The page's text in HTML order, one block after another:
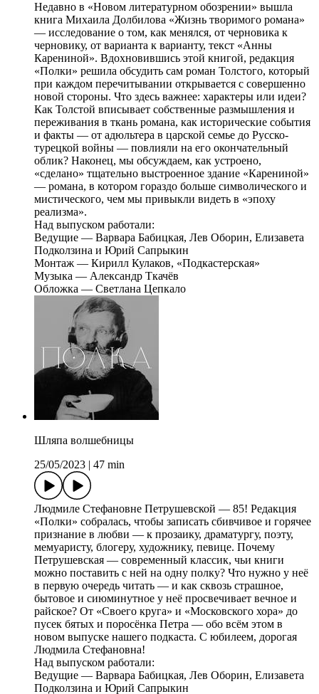
Недавно в «Новом литературном обозрении» вышла
книга Михаила Долбилова «Жизнь творимого романа»
— исследование о том, как менялся, от черновика к
черновику, от варианта к варианту, текст «Анны
Карениной». Вдохновившись этой книгой, редакция
«Полки» решила обсудить сам роман Толстого, который
при каждом перечитывании открывается с совершенно
новой стороны. Что здесь важнее: характеры или идеи?
Как Толстой вписывает собственные размышления и
переживания в ткань романа, как исторические события
и факты — от адюльтера в царской семье до Русско-
турецкой войны — повлияли на его окончательный
облик? Наконец, мы обсуждаем, как устроено,
«сделано» тщательно выстроенное здание «Карениной»
— романа, в котором гораздо больше символического и
мистического, чем мы привыкли видеть в «эпоху
реализма».
Над выпуском работали:
Ведущие — Варвара Бабицкая, Лев Оборин, Елизавета
Подколзина и Юрий Сапрыкин
Монтаж — Кирилл Кулаков, «Подкастерская»
Музыка — Александр Ткачёв
Обложка — Светлана Цепкало
Шляпа волшебницы
25/05/2023
47 min
Людмиле Стефановне Петрушевской — 85! Редакция
«Полки» собралась, чтобы записать сбивчивое и горячее
признание в любви — к прозаику, драматургу, поэту,
мемуаристу, блогеру, художнику, певице. Почему
Петрушевская — современный классик, чьи книги
можно поставить с ней на одну полку? Что нужно у неё
в первую очередь читать — и как сквозь страшное,
бытовое и сиюминутное у неё просвечивает вечное и
райское? От «Своего круга» и «Московского хора» до
пусек бятых и поросёнка Петра — обо всём этом в
новом выпуске нашего подкаста. С юбилеем, дорогая
Людмила Стефановна!
Над выпуском работали:
Ведущие — Варвара Бабицкая, Лев Оборин, Елизавета
Подколзина и Юрий Сапрыкин